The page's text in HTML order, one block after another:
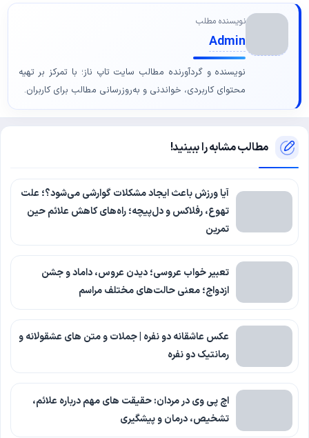
نویسنده مطلب
Admin
نویسنده و گردآورنده مطالب سایت تاپ ناز؛ با تمرکز بر تهیه
محتوای کاربردی، خواندنی و به‌روزرسانی مطالب برای کاربران.
مطالب مشابه را ببینید!
آیا ورزش باعث ایجاد مشکلات گوارشی می‌شود؟؛ علت
تهوع، رفلاکس و دل‌پیچه؛ راه‌های کاهش علائم حین
تمرین
تعبیر خواب عروسی؛ دیدن عروس، داماد و جشن
ازدواج؛ معنی حالت‌های مختلف مراسم
عکس عاشقانه دو نفره | جملات و متن های عشقولانه و
رمانتیک دو نفره
اچ پی وی در مردان: حقیقت های مهم درباره علائم،
تشخیص، درمان و پیشگیری